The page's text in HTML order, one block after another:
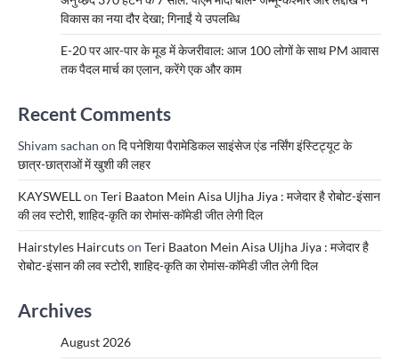
विकास का नया दौर देखा; गिनाईं ये उपलब्धि
E-20 पर आर-पार के मूड में केजरीवाल: आज 100 लोगों के साथ PM आवास
तक पैदल मार्च का एलान, करेंगे एक और काम
Recent Comments
Shivam sachan on दि पनेशिया पैरामेडिकल साइंसेज एंड नर्सिंग इंस्टिट्यूट के
छात्र-छात्राओं में खुशी की लहर
KAYSWELLon Teri Baaton Mein Aisa Uljha Jiya : मजेदार है रोबोट-इंसान
की लव स्टोरी, शाहिद-कृति का रोमांस-कॉमेडी जीत लेगी दिल
Hairstyles Haircutson Teri Baaton Mein Aisa Uljha Jiya : मजेदार है
रोबोट-इंसान की लव स्टोरी, शाहिद-कृति का रोमांस-कॉमेडी जीत लेगी दिल
Archives
August 2026